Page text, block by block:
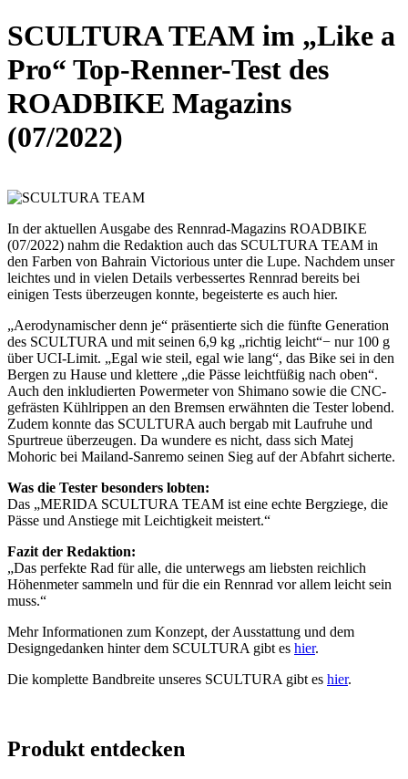
SCULTURA TEAM im „Like a
Pro“ Top-Renner-Test des
ROADBIKE Magazins
(07/2022)
In der aktuellen Ausgabe des Rennrad-Magazins ROADBIKE
(07/2022) nahm die Redaktion auch das SCULTURA TEAM in
den Farben von Bahrain Victorious unter die Lupe. Nachdem unser
leichtes und in vielen Details verbessertes Rennrad bereits bei
einigen Tests überzeugen konnte, begeisterte es auch hier.
„Aerodynamischer denn je“ präsentierte sich die fünfte Generation
des SCULTURA und mit seinen 6,9 kg „richtig leicht“− nur 100 g
über UCI-Limit. „Egal wie steil, egal wie lang“, das Bike sei in den
Bergen zu Hause und klettere „die Pässe leichtfüßig nach oben“.
Auch den inkludierten Powermeter von Shimano sowie die CNC-
gefrästen Kühlrippen an den Bremsen erwähnten die Tester lobend.
Zudem konnte das SCULTURA auch bergab mit Laufruhe und
Spurtreue überzeugen. Da wundere es nicht, dass sich Matej
Mohoric bei Mailand-Sanremo seinen Sieg auf der Abfahrt sicherte.
Was die Tester besonders lobten:
Das „MERIDA SCULTURA TEAM ist eine echte Bergziege, die
Pässe und Anstiege mit Leichtigkeit meistert.“
Fazit der Redaktion:
„Das perfekte Rad für alle, die unterwegs am liebsten reichlich
Höhenmeter sammeln und für die ein Rennrad vor allem leicht sein
muss.“
Mehr Informationen zum Konzept, der Ausstattung und dem
Designgedanken hinter dem SCULTURA gibt es hier.
Die komplette Bandbreite unseres SCULTURA gibt es hier.
Produkt entdecken